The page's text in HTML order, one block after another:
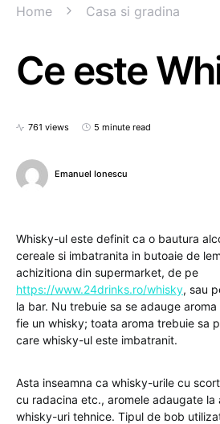
Home Casa si gradina
Ce este
761 views 5 minute read
Emanuel Ionescu
Whisky-ul este definit ca o bautura
cereale si imbatranita in butoaie de
achizitiona din supermarket, de pe
https://www.24drinks.ro/whisky, sau
la bar. Nu trebuie sa se adauge
fie un whisky; toata aroma trebuie sa
care whisky-ul este imbatranit.
Asta inseamna ca whisky-urile cu
cu radacina etc., aromele adaugate la
whisky-uri tehnice. Tipul de bob